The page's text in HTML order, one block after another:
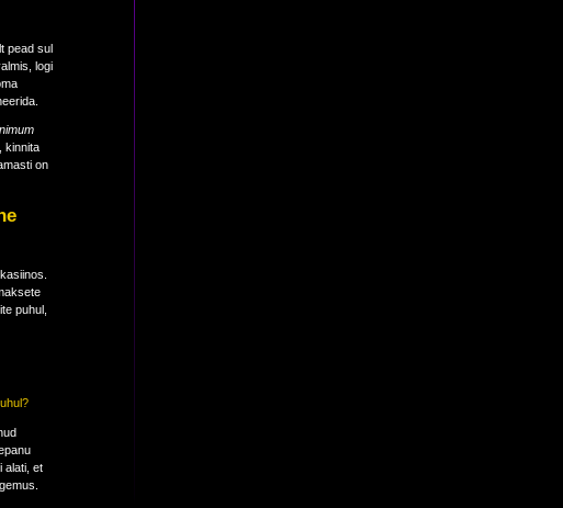
pead sul
logi
kinnita
on
puhul,
alati, et